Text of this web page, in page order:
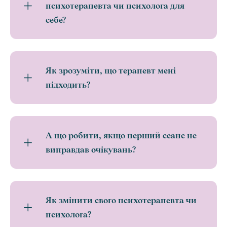
психотерапевта чи психолога для
себе?
Як зрозуміти, що терапевт мені
підходить?
А що робити, якщо перший сеанс не
виправдав очікувань?
Як змінити свого психотерапевта чи
психолога?